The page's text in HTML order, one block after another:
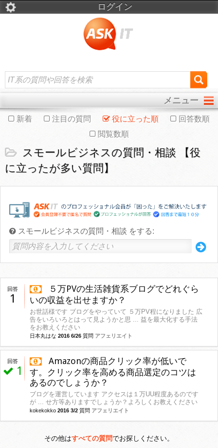
ログイン
メニュー
新着 注目の質問 役に立った順
回答数順
閲覧数順
スモールビジネスの質問・相談 【役
に立ったが多い質問】
スモールビジネスの質問・相談 をする:
回答
1
５万PVの生活雑貨系ブログでどれぐら
いの収益を出せますか？
お世話様です ブログをやっていて ５万PV程になりました 広
告をいろいろとはって見ようかと思 ... 益を最大化する手法
をお教えください
日本丸はな 2016 6/26 質問 アフェリエイト
回答
1
Amazonの商品クリック率が低いで
す。クリック率を高める商品選定のコツは
あるのでしょうか？
ブログを運営しています アクセスは１万UU程度あるのです
が ... せ方等ありますでしょうか？よろしくお教えください
kokekokko 2016 3/2 質問 アフェリエイト
その他はすべての質問でお探しください。